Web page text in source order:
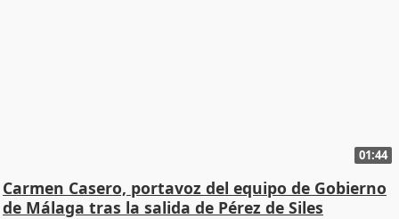
01:44
Carmen Casero, portavoz del equipo de Gobierno
de Málaga tras la salida de Pérez de Siles